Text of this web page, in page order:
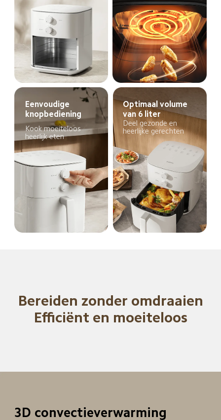
Eenvoudige
knopbediening
Kook moeiteloos
heerlijk eten
Optimaal volume
van 6 liter
Deel gezonde en
heerlijke gerechten
Bereiden zonder omdraaien
Efficiënt en moeiteloos
3D convectieverwarming